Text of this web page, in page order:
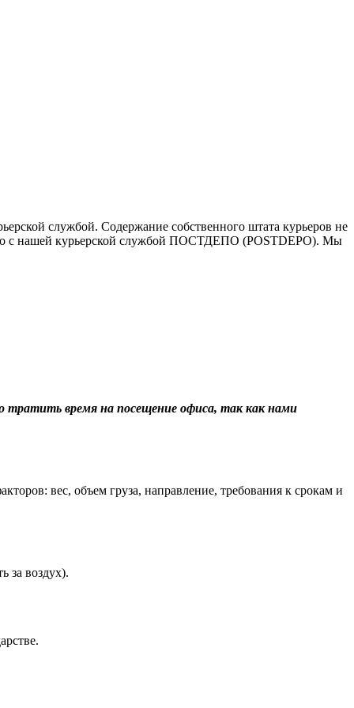
службой. Содержание собственного штата курьеров не
с нашей курьерской службой ПОСТДЕПО (POSTDEPO). Мы
время на посещение офиса, так как нами
вес, объем груза, направление, требования к срокам и
за воздух).